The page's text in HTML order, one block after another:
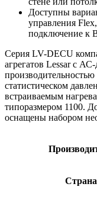
Доступны
управления
подключение к
Серия LV-DECU
агрегатов Lessar с
статистическом
встраиваемым
типоразмером 1100.
оснащены набором
Страна